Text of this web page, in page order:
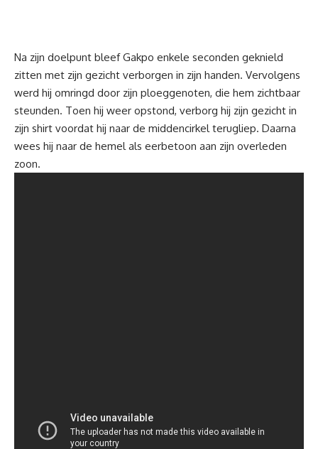
Na zijn doelpunt bleef Gakpo enkele seconden geknield
zitten met zijn gezicht verborgen in zijn handen. Vervolgens
werd hij omringd door zijn ploeggenoten, die hem zichtbaar
steunden. Toen hij weer opstond, verborg hij zijn gezicht in
zijn shirt voordat hij naar de middencirkel terugliep. Daarna
wees hij naar de hemel als eerbetoon aan zijn overleden
zoon.